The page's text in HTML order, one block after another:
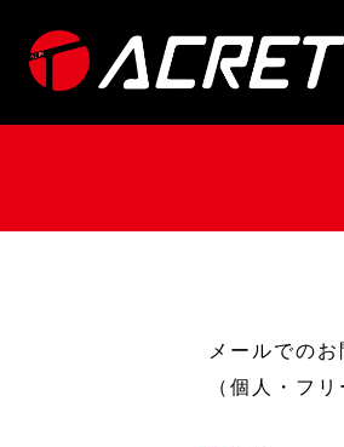
コ
ン
メールでの
（個人・フ